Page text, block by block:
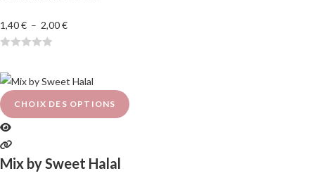
1,40€ – 2,00€
o
e
s
u
r
CHOIX DES OPTIONS
Mix by Sweet Halal